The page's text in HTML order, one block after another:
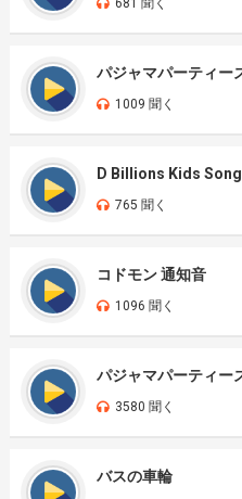
681 聞く
パジャマパーティー
1009 聞く
D Billions Kids
765 聞く
コドモン 通知音
1096 聞く
パジャマパーティー
3580 聞く
バスの車輪